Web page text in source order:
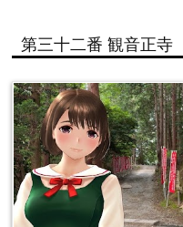
第三十二番 観音正寺